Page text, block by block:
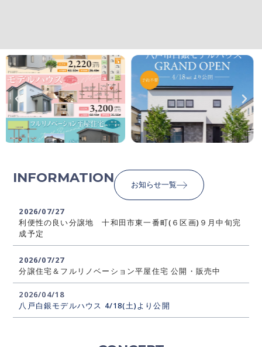
INFORMATION お知らせ一覧
2026/07/27
利便性の良い分譲地 十和田市東一番町(６区画)９月中旬完
成予定
2026/07/27
分譲住宅＆フルリノベーション平屋住宅 公開・販売中
2026/04/18
八戸白銀モデルハウス 4/18(土)より公開